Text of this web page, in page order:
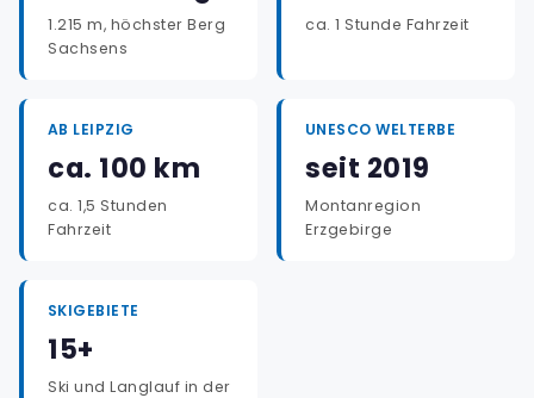
1.215 m, höchster Berg
Sachsens
ca. 1 Stunde Fahrzeit
AB LEIPZIG
ca. 100 km
ca. 1,5 Stunden
Fahrzeit
UNESCO WELTERBE
seit 2019
Montanregion
Erzgebirge
SKIGEBIETE
15+
Ski und Langlauf in der